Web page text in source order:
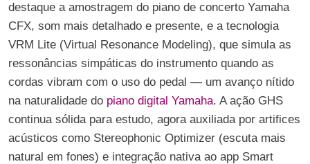
destaque a amostragem do piano de concerto Yamaha
CFX, som mais detalhado e presente, e a tecnologia
VRM Lite (Virtual Resonance Modeling), que simula as
ressonâncias simpáticas do instrumento quando as
cordas vibram com o uso do pedal — um avanço nítido
na naturalidade do piano digital Yamaha. A ação GHS
continua sólida para estudo, agora auxiliada por artifices
acústicos como Stereophonic Optimizer (escuta mais
natural em fones) e integração nativa ao app Smart